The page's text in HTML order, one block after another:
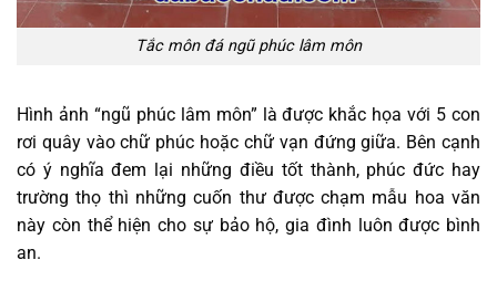
Tắc môn đá ngũ phúc lâm môn
Hình ảnh “ngũ phúc lâm môn” là được khắc họa với 5 con
rơi quây vào chữ phúc hoặc chữ vạn đứng giữa. Bên cạnh
có ý nghĩa đem lại những điều tốt thành, phúc đức hay
trường thọ thì những cuốn thư được chạm mẫu hoa văn
này còn thể hiện cho sự bảo hộ, gia đình luôn được bình
an.